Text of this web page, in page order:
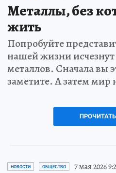
Металлы, без
жить
Попробуйте
нашей жизни исчезнут
металлов. Сначала вы
заметите. А затем мир
ПРОЧИТАТЬ
НОВОСТИ ОБЩЕСТВО 7 мая 2026